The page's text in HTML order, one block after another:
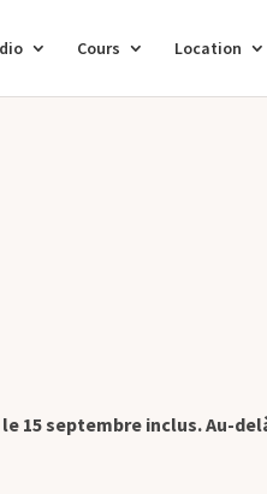
Cours Location
15 septembre inclus. Au-